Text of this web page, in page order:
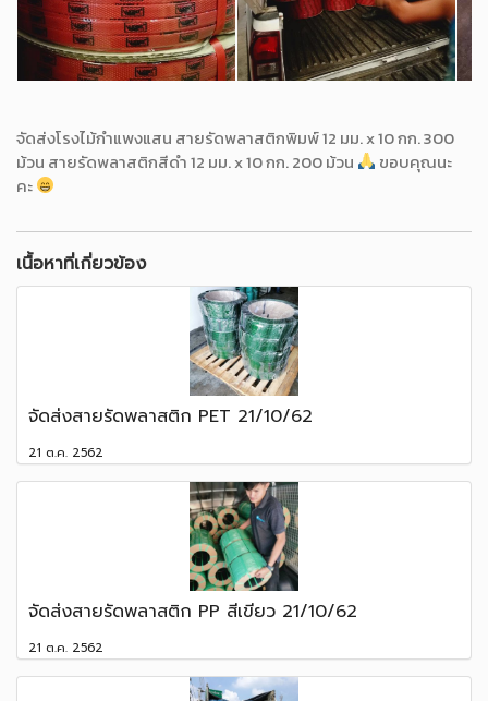
จัดส่งโรงไม้กำแพงแสน สายรัดพลาสติกพิมพ์ 12 มม. x 10 กก. 300
ม้วน สายรัดพลาสติกสีดำ 12 มม. x 10 กก. 200 ม้วน
ขอบคุณนะ
คะ
เนื้อหาที่เกี่ยวข้อง
จัดส่งสายรัดพลาสติก PET 21/10/62
21 ต.ค. 2562
จัดส่งสายรัดพลาสติก PP สีเขียว 21/10/62
21 ต.ค. 2562